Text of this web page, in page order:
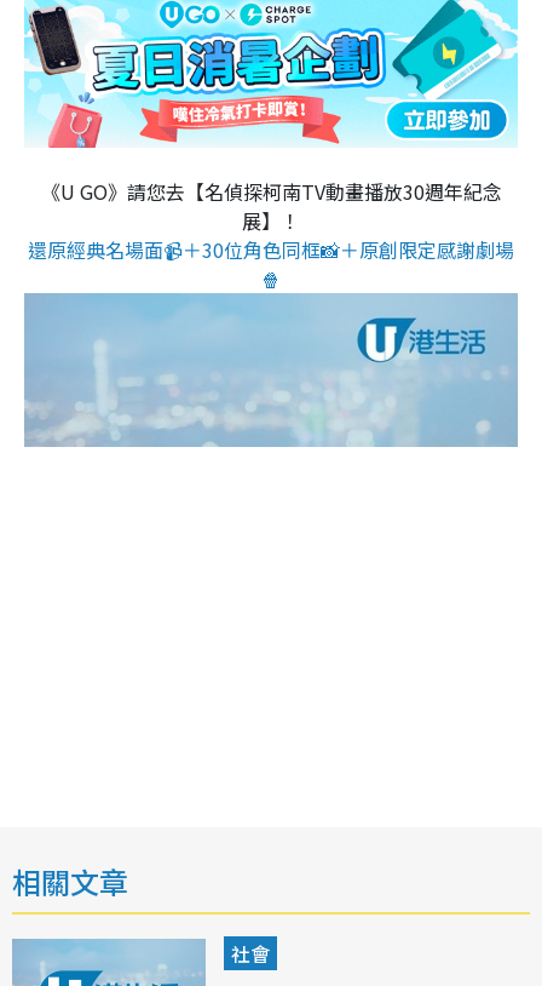
《U GO》請您去【名偵探柯南TV動畫播放30週年紀念
展】！
還原經典名場面📹＋30位角色同框📸＋原創限定感謝劇場
🍿
相關文章
社會